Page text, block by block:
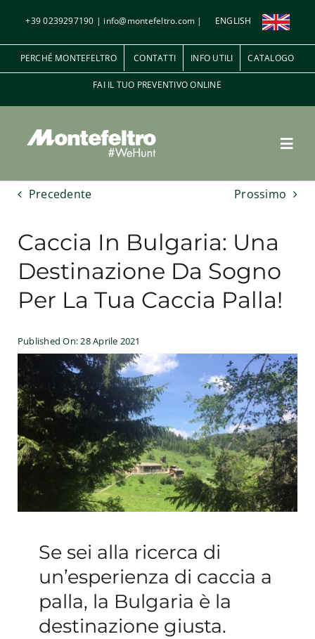
contenuto
+39 0239297190 | info@montefeltro.com | ENGLISH
PERCHÉ MONTEFELTRO CONTATTI INFO UTILI CATALOGO
FAI IL TUO PREVENTIVO ONLINE
Penna e Piuma
A palla
Le riserve di caccia
Esperienze
#We Fish
Blog
Preventivo online
Precedente Prossimo
Caccia In Bulgaria: Una
Destinazione Da Sogno
Per La Tua Caccia Palla!
Published On: 28 Aprile 2021
Se sei alla ricerca di
un’esperienza di caccia a
palla, la Bulgaria è la
destinazione giusta.